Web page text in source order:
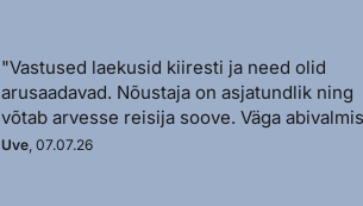
"Vastused laekusid kiiresti ja need olid
arusaadavad. Nõustaja on asjatundlik ning
võtab arvesse reisija soove. Väga
Uve, 07.07.26